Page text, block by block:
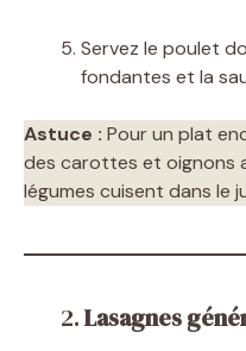
Servez le poulet
fondantes et la
Astuce : Pour un plat
des carottes et oignons
légumes cuisent dans le
2.Lasagnes